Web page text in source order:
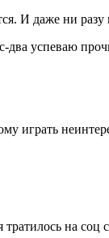
И даже ни разу
успеваю
играть
на соц